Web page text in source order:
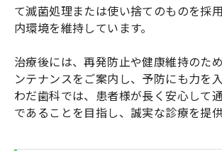
て滅菌処理または使い捨てのものを採
内環境を維持しています。
治療後には、再発防止や健康維持のた
ンテナンスをご案内し、予防にも力を
わだ歯科では、患者様が長く安心して
であることを目指し、誠実な診療を提供